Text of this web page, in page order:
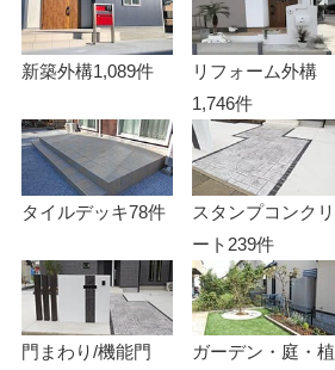
新築外構1,089件
リフォーム外構
1,746件
タイルデッキ78件
スタンプコンクリ
ート 239件
門まわり/機能門
ガーデン・庭・植